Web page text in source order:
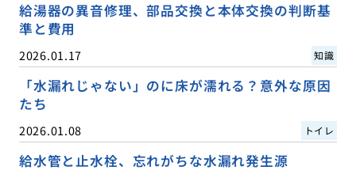
給湯器の異音修理、部品交換と本体交換の判断基
準と費用
2026.01.17 知識
「水漏れじゃない」のに床が濡れる？意外な原因
たち
2026.01.08 トイレ
給水管と止水栓、忘れがちな水漏れ発生源